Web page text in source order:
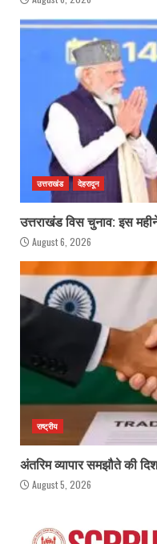
उत्तराखंड देहरादून
उत्तराखंड विस चुनाव: इस
August 6, 2026
राष्ट्रीय
अंतरिम व्यापार समझौते की
August 5, 2026